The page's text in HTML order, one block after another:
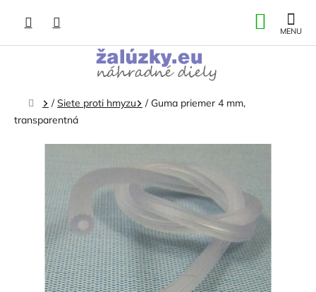
obsah
KOŠÍK
Domov
/ Siete proti hmyzu / Guma priemer 4 mm,
transparentná